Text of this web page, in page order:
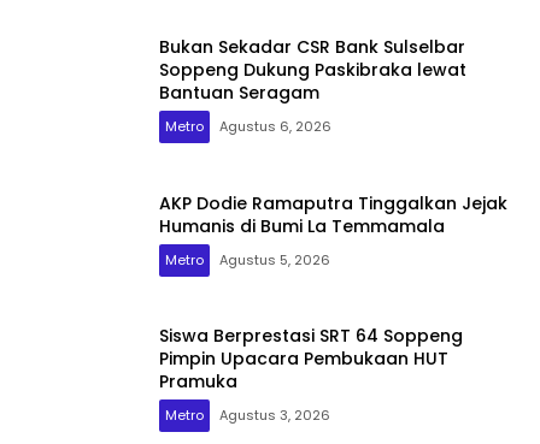
Bukan Sekadar CSR Bank Sulselbar
Soppeng Dukung Paskibraka lewat
Bantuan Seragam
Metro Agustus 6, 2026
AKP Dodie Ramaputra Tinggalkan Jejak
Humanis di Bumi La Temmamala
Metro Agustus 5, 2026
Siswa Berprestasi SRT 64 Soppeng
Pimpin Upacara Pembukaan HUT
Pramuka
Metro Agustus 3, 2026